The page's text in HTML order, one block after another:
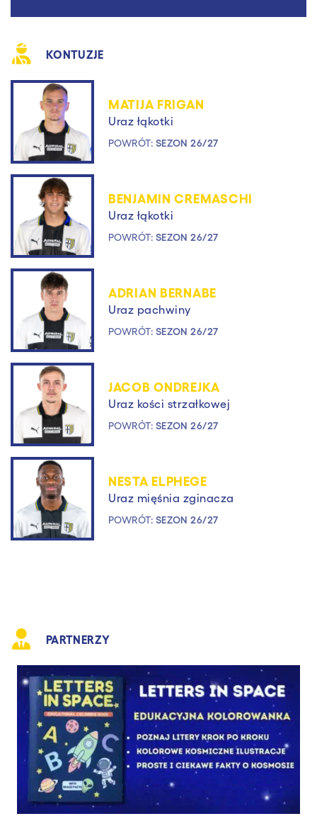
KONTUZJE
MATIJA FRIGAN
Uraz łąkotki
POWRÓT: SEZON 26/27
BENJAMIN CREMASCHI
Uraz łąkotki
POWRÓT: SEZON 26/27
ADRIAN BERNABE
Uraz pachwiny
POWRÓT: SEZON 26/27
JACOB ONDREJKA
Uraz kości strzałkowej
POWRÓT: SEZON 26/27
NESTA ELPHEGE
Uraz mięśnia zginacza
POWRÓT: SEZON 26/27
PARTNERZY